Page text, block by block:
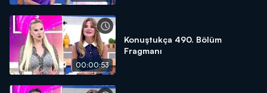
00:00:53
Konuştukça 490. Bölüm
Fragmanı